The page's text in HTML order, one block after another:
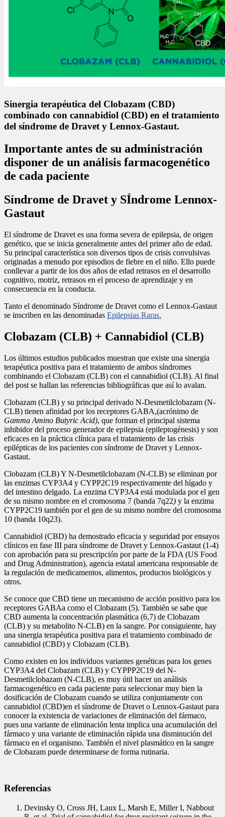
Sinergia terapéutica del Clobazam (CBD)
combinado con cannabidiol (CBD) en el tratamiento
del síndrome de Dravet y Lennox-Gastaut.
Importante antes de su administración
disponer de un análisis farmacogenético
de cada paciente
Síndrome de Dravet y SÍndrome Lennox-
Gastaut
El síndrome de Dravet es una forma severa de epilepsia, de origen
genético, que se inicia generalmente antes del primer año de edad.
Su principal característica son diversos tipos de crisis convulsivas
originadas a menudo por episodios de fiebre en el niño. Ello puede
conllevar a partir de los dos años de edad retrasos en el desarrollo
cognitivo, motriz, retrasos en el proceso de aprendizaje y en
consecuencia en la conducta.
Tanto el denominado Síndrome de Dravet como el Lennox-Gastaut
se inscriben en las denominadas Epilepsias Raras.
Clobazam (CLB) + Cannabidiol (CLB)
Los últimos estudios publicados muestran que existe una sinergia
terapéutica positiva para el tratamiento de ambos síndromes
combinando el Clobazam (CLB) con el cannabidiol (CLB). Al final
del post se hallan las referencias bibliográficas que así lo avalan.
Clobazam (CLB) y su principal derivado N-Desmetilclobazam (N-
CLB) tienen afinidad por los receptores GABA,(acrónimo de
Gamma Amino Butyric Acid), que forman el principal sistema
inhibidor del proceso generador de epilepsia (epileptogénesis) y son
eficaces en la práctica clínica para el tratamiento de las crisis
epilépticas de los pacientes con síndrome de Dravet y Lennox-
Gastaut.
Clobazam (CLB) Y N-Desmetilclobazam (N-CLB) se eliminan por
las enzimas CYP3A4 y CYPP2C19 respectivamente del hígado y
del intestino delgado. La enzima CYP3A4 está modulada por el gen
de su mismo nombre en el cromosoma 7 (banda 7q22) y la enzima
CYPP2C19 también por el gen de su mismo nombre del cromosoma
10 (banda 10q23).
Cannabidiol (CBD) ha demostrado eficacia y seguridad por ensayos
clínicos en fase III para síndrome de Dravet y Lennox-Gastaut (1-4)
con aprobación para su prescripción por parte de la FDA (US Food
and Drug Administration), agencia estatal americana responsable de
la regulación de medicamentos, alimentos, productos biológicos y
otros.
Se conoce que CBD tiene un mecanismo de acción positivo para los
receptores GABAa como el Clobazam (5). También se sabe que
CBD aumenta la concentración plasmática (6,7) de Clobazam
(CLB) y su metabolito N-CLB) en la sangre. Por consiguiente, hay
una sinergia terapéutica positiva para el tratamiento combinado de
cannabidiol (CBD) y Clobazam (CLB).
Como existen en los individuos variantes genéticas para los genes
CYP3A4 del Clobazam (CLB) y CYPPP2C19 del N-
Desmetilclobazam (N-CLB), es muy útil hacer un análisis
farmacogenético en cada paciente para seleccionar muy bien la
dosificación de Clobazam cuando se utiliza conjuntamente con
cannabidiol (CBD)en el síndrome de Dravet o Lennox-Gastaut para
conocer la existencia de variaciones de eliminación del fármaco,
pues una variante de eliminación lenta implica una acumulación del
fármaco y una variante de eliminación rápida una disminución del
fármaco en el organismo. También el nivel plasmático en la sangre
de Clobazam puede determinarse de forma rutinaria.
Referencias
Devinsky O, Cross JH, Laux L, Marsh E, Miller I, Nabbout